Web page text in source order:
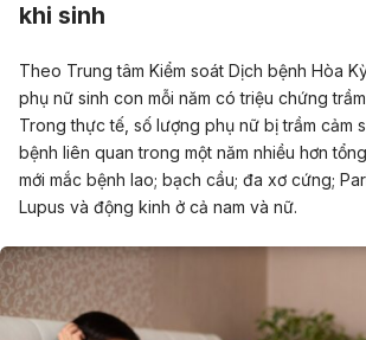
khi sinh
Theo Trung tâm Kiểm soát Dịch bệnh Hòa
phụ nữ sinh con mỗi năm có triệu chứng
Trong thực tế, số lượng phụ nữ bị trầm cảm
bệnh liên quan trong một năm nhiều hơn
mới mắc bệnh lao; bạch cầu; đa xơ cứng;
Lupus và động kinh ở cả nam và nữ.